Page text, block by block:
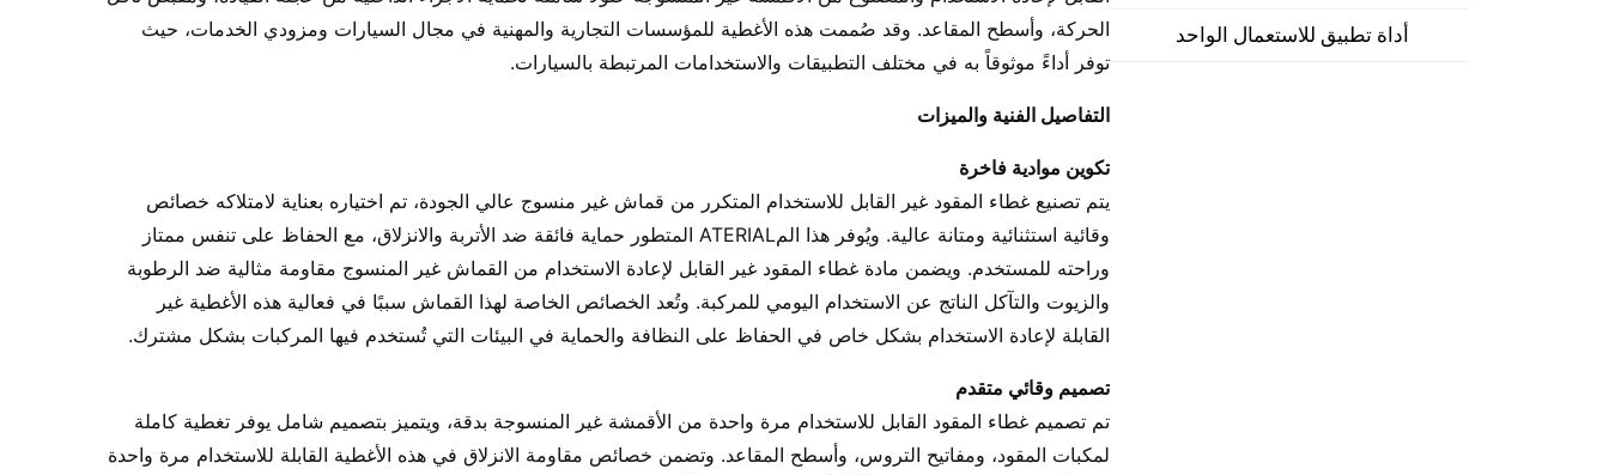
أداة تطبيق للاستعمال الواحد
الحركة، وأسطح المقاعد. وقد صُممت هذه الأغطية للمؤسسات التجارية والمهنية في مجال السيارات ومزودي الخدمات، حيث
توفر أداءً موثوقاً به في مختلف التطبيقات والاستخدامات المرتبطة بالسيارات.
التفاصيل الفنية والميزات
تكوين موادية فاخرة
يتم تصنيع غطاء المقود غير القابل للاستخدام المتكرر من قماش غير منسوج عالي الجودة، تم اختياره بعناية لامتلاكه خصائص
وقائية استثنائية ومتانة عالية. ويُوفر هذا المATERIAL المتطور حماية فائقة ضد الأتربة والانزلاق، مع الحفاظ على تنفس ممتاز
وراحته للمستخدم. ويضمن مادة غطاء المقود غير القابل لإعادة الاستخدام من القماش غير المنسوج مقاومة مثالية ضد الرطوبة
والزيوت والتآكل الناتج عن الاستخدام اليومي للمركبة. وتُعد الخصائص الخاصة لهذا القماش سببًا في فعالية هذه الأغطية غير
القابلة لإعادة الاستخدام بشكل خاص في الحفاظ على النظافة والحماية في البيئات التي تُستخدم فيها المركبات بشكل مشترك.
تصميم وقائي متقدم
تم تصميم غطاء المقود القابل للاستخدام مرة واحدة من الأقمشة غير المنسوجة بدقة، ويتميز بتصميم شامل يوفر تغطية كاملة
لمكبات المقود، ومفاتيح التروس، وأسطح المقاعد. وتضمن خصائص مقاومة الانزلاق في هذه الأغطية القابلة للاستخدام مرة واحدة